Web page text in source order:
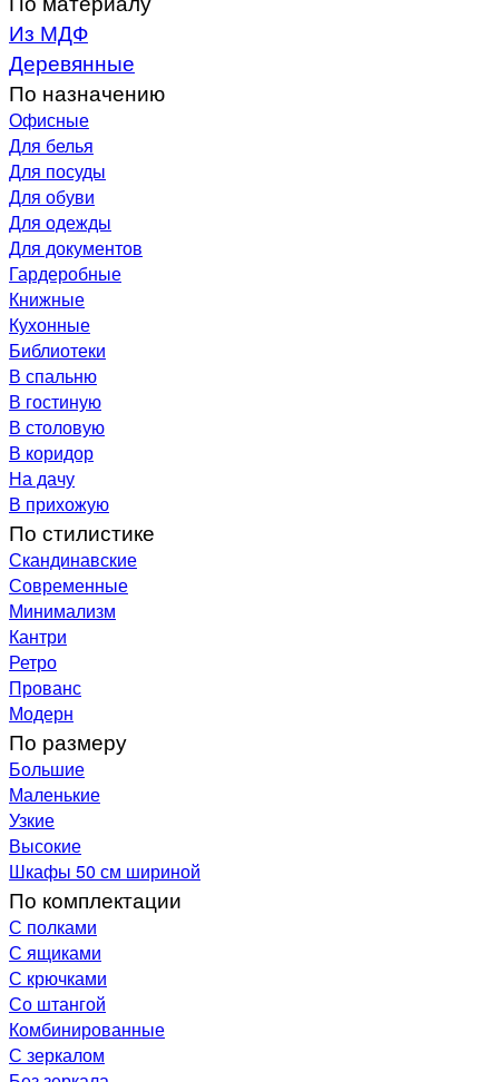
Из МДФ
Деревянные
По назначению
Офисные
Для белья
Для посуды
Для обуви
Для одежды
Для документов
Гардеробные
Книжные
Кухонные
Библиотеки
В спальню
В гостиную
В столовую
В коридор
На дачу
В прихожую
По стилистике
Скандинавские
Современные
Минимализм
Кантри
Ретро
Прованс
Модерн
По размеру
Большие
Маленькие
Узкие
Высокие
Шкафы 50 см шириной
По комплектации
С полками
С ящиками
С крючками
Со штангой
Комбинированные
С зеркалом